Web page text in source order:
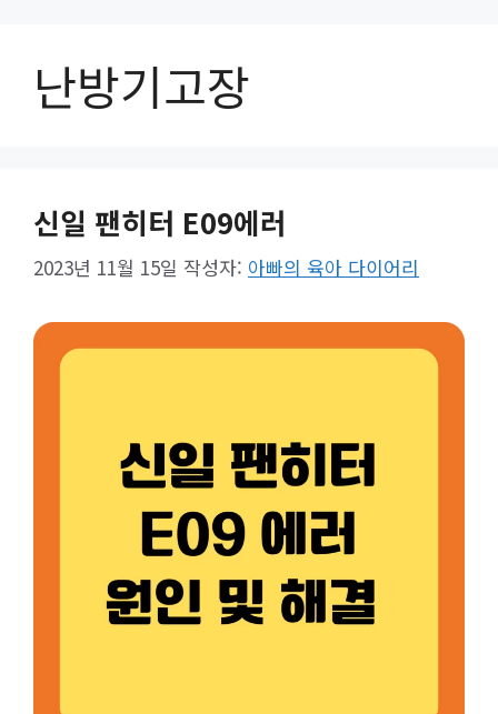
난방기고장
신일 팬히터 E09에러
2023년 11월 15일 작성자: 아빠의 육아 다이어리